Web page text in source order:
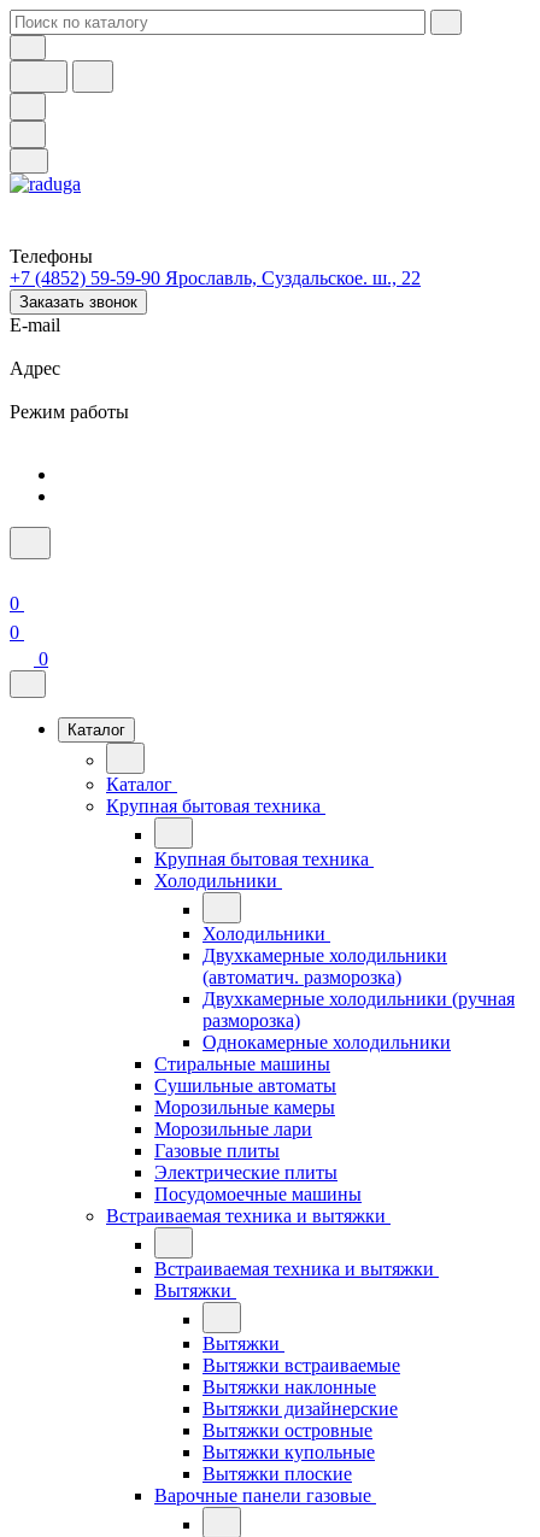
Телефоны
+7 (4852) 59-59-90 Ярославль, Суздальское. ш., 22
Заказать звонок
E-mail
Адрес
Режим работы
0
0
0
Каталог
Каталог
Крупная бытовая техника
Крупная бытовая техника
Холодильники
Холодильники
Двухкамерные холодильники
(автоматич. разморозка)
Двухкамерные холодильники (ручная
разморозка)
Однокамерные холодильники
Стиральные машины
Сушильные автоматы
Морозильные камеры
Морозильные лари
Газовые плиты
Электрические плиты
Посудомоечные машины
Встраиваемая техника и вытяжки
Встраиваемая техника и вытяжки
Вытяжки
Вытяжки
Вытяжки встраиваемые
Вытяжки наклонные
Вытяжки дизайнерские
Вытяжки островные
Вытяжки купольные
Вытяжки плоские
Варочные панели газовые